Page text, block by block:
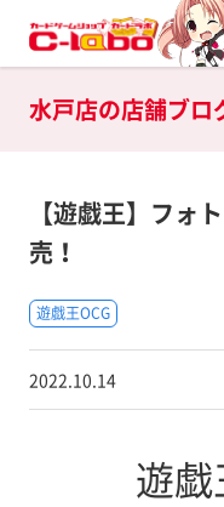
水戸店の店舗ブロ
【遊戯王】フォ
売！
遊戯王OCG
2022.10.14
遊戯